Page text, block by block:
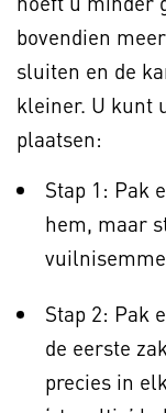
bovendien
sluiten en de
kleiner. U kunt
plaatsen:
Stap 1: Pak
hem, maar
Stap 2: Pak
de eerste
precies in